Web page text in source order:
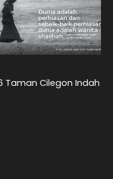
Taman Cilegon Indah